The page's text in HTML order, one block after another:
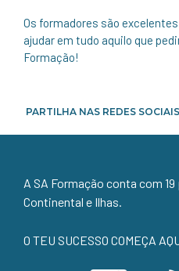
Os formadores são
ajudar em tudo aquilo que
Formação!
PARTILHA NAS REDES SOCIAIS
A SA Formação conta com
Continental e Ilhas.
O TEU SUCESSO COMEÇA